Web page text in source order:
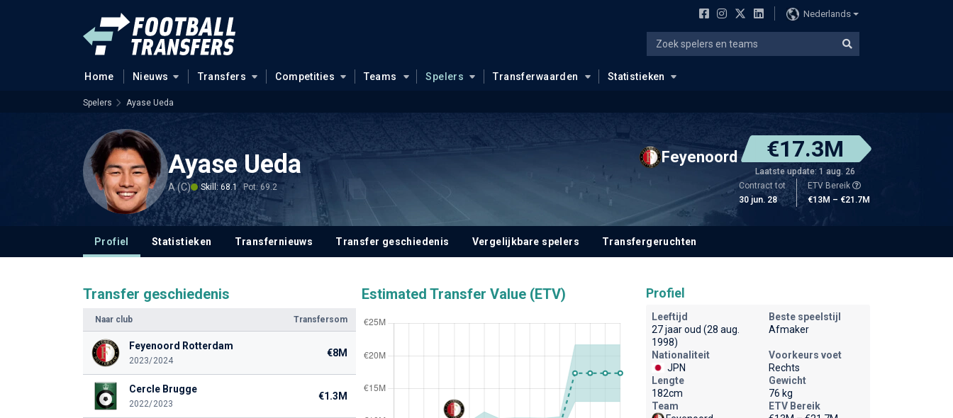
Nederlands
Home Nieuws Transfers Competities Teams Spelers Transferwaarden Statistieken
Spelers Ayase Ueda
Ayase Ueda
A (C) Skill: 68.1 Pot: 69.2
Feyenoord €17.3M
Laatste update: 1 aug. 26
Contract tot
30 jun. 28
ETV Bereik
€13M – €21.7M
Profiel Statistieken Transfernieuws Transfer geschiedenis Vergelijkbare spelers Transfergeruchten
Transfer geschiedenis
Naar club Transfersom
Feyenoord Rotterdam
2023/2024
€8M
Cercle Brugge
2022/2023
€1.3M
Estimated Transfer Value (ETV) Profiel
Leeftijd
27 jaar oud (28 aug.
1998)
Beste speelstijl
Afmaker
Nationaliteit
JPN
Voorkeurs voet
Rechts
Lengte
182cm
Gewicht
76 kg
Team
ETV Bereik